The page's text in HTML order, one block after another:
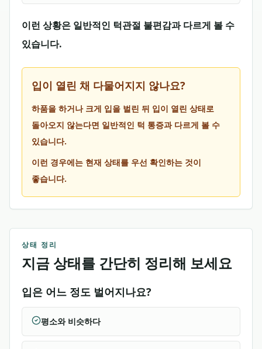
이런 상황은 일반적인 턱관절 불편감과 다르게 볼 수
있습니다.
입이 열린 채 다물어지지 않나요?
하품을 하거나 크게 입을 벌린 뒤 입이 열린 상태로
돌아오지 않는다면 일반적인 턱 통증과 다르게 볼 수
있습니다.
이런 경우에는 현재 상태를 우선 확인하는 것이
좋습니다.
상태 정리
지금 상태를 간단히 정리해 보세요
입은 어느 정도 벌어지나요?
평소와 비슷하다